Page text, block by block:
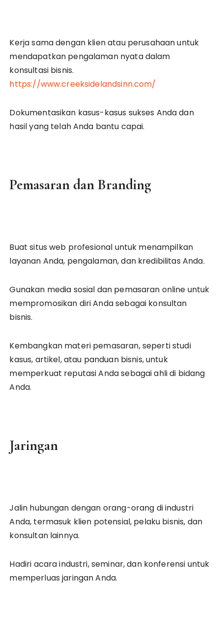
Kerja sama dengan klien atau perusahaan untuk
mendapatkan pengalaman nyata dalam
konsultasi bisnis.
https://www.creeksidelandsinn.com/
Dokumentasikan kasus-kasus sukses Anda dan
hasil yang telah Anda bantu capai.
Pemasaran dan Branding
Buat situs web profesional untuk menampilkan
layanan Anda, pengalaman, dan kredibilitas Anda.
Gunakan media sosial dan pemasaran online untuk
mempromosikan diri Anda sebagai konsultan
bisnis.
Kembangkan materi pemasaran, seperti studi
kasus, artikel, atau panduan bisnis, untuk
memperkuat reputasi Anda sebagai ahli di bidang
Anda.
Jaringan
Jalin hubungan dengan orang-orang di industri
Anda, termasuk klien potensial, pelaku bisnis, dan
konsultan lainnya.
Hadiri acara industri, seminar, dan konferensi untuk
memperluas jaringan Anda.